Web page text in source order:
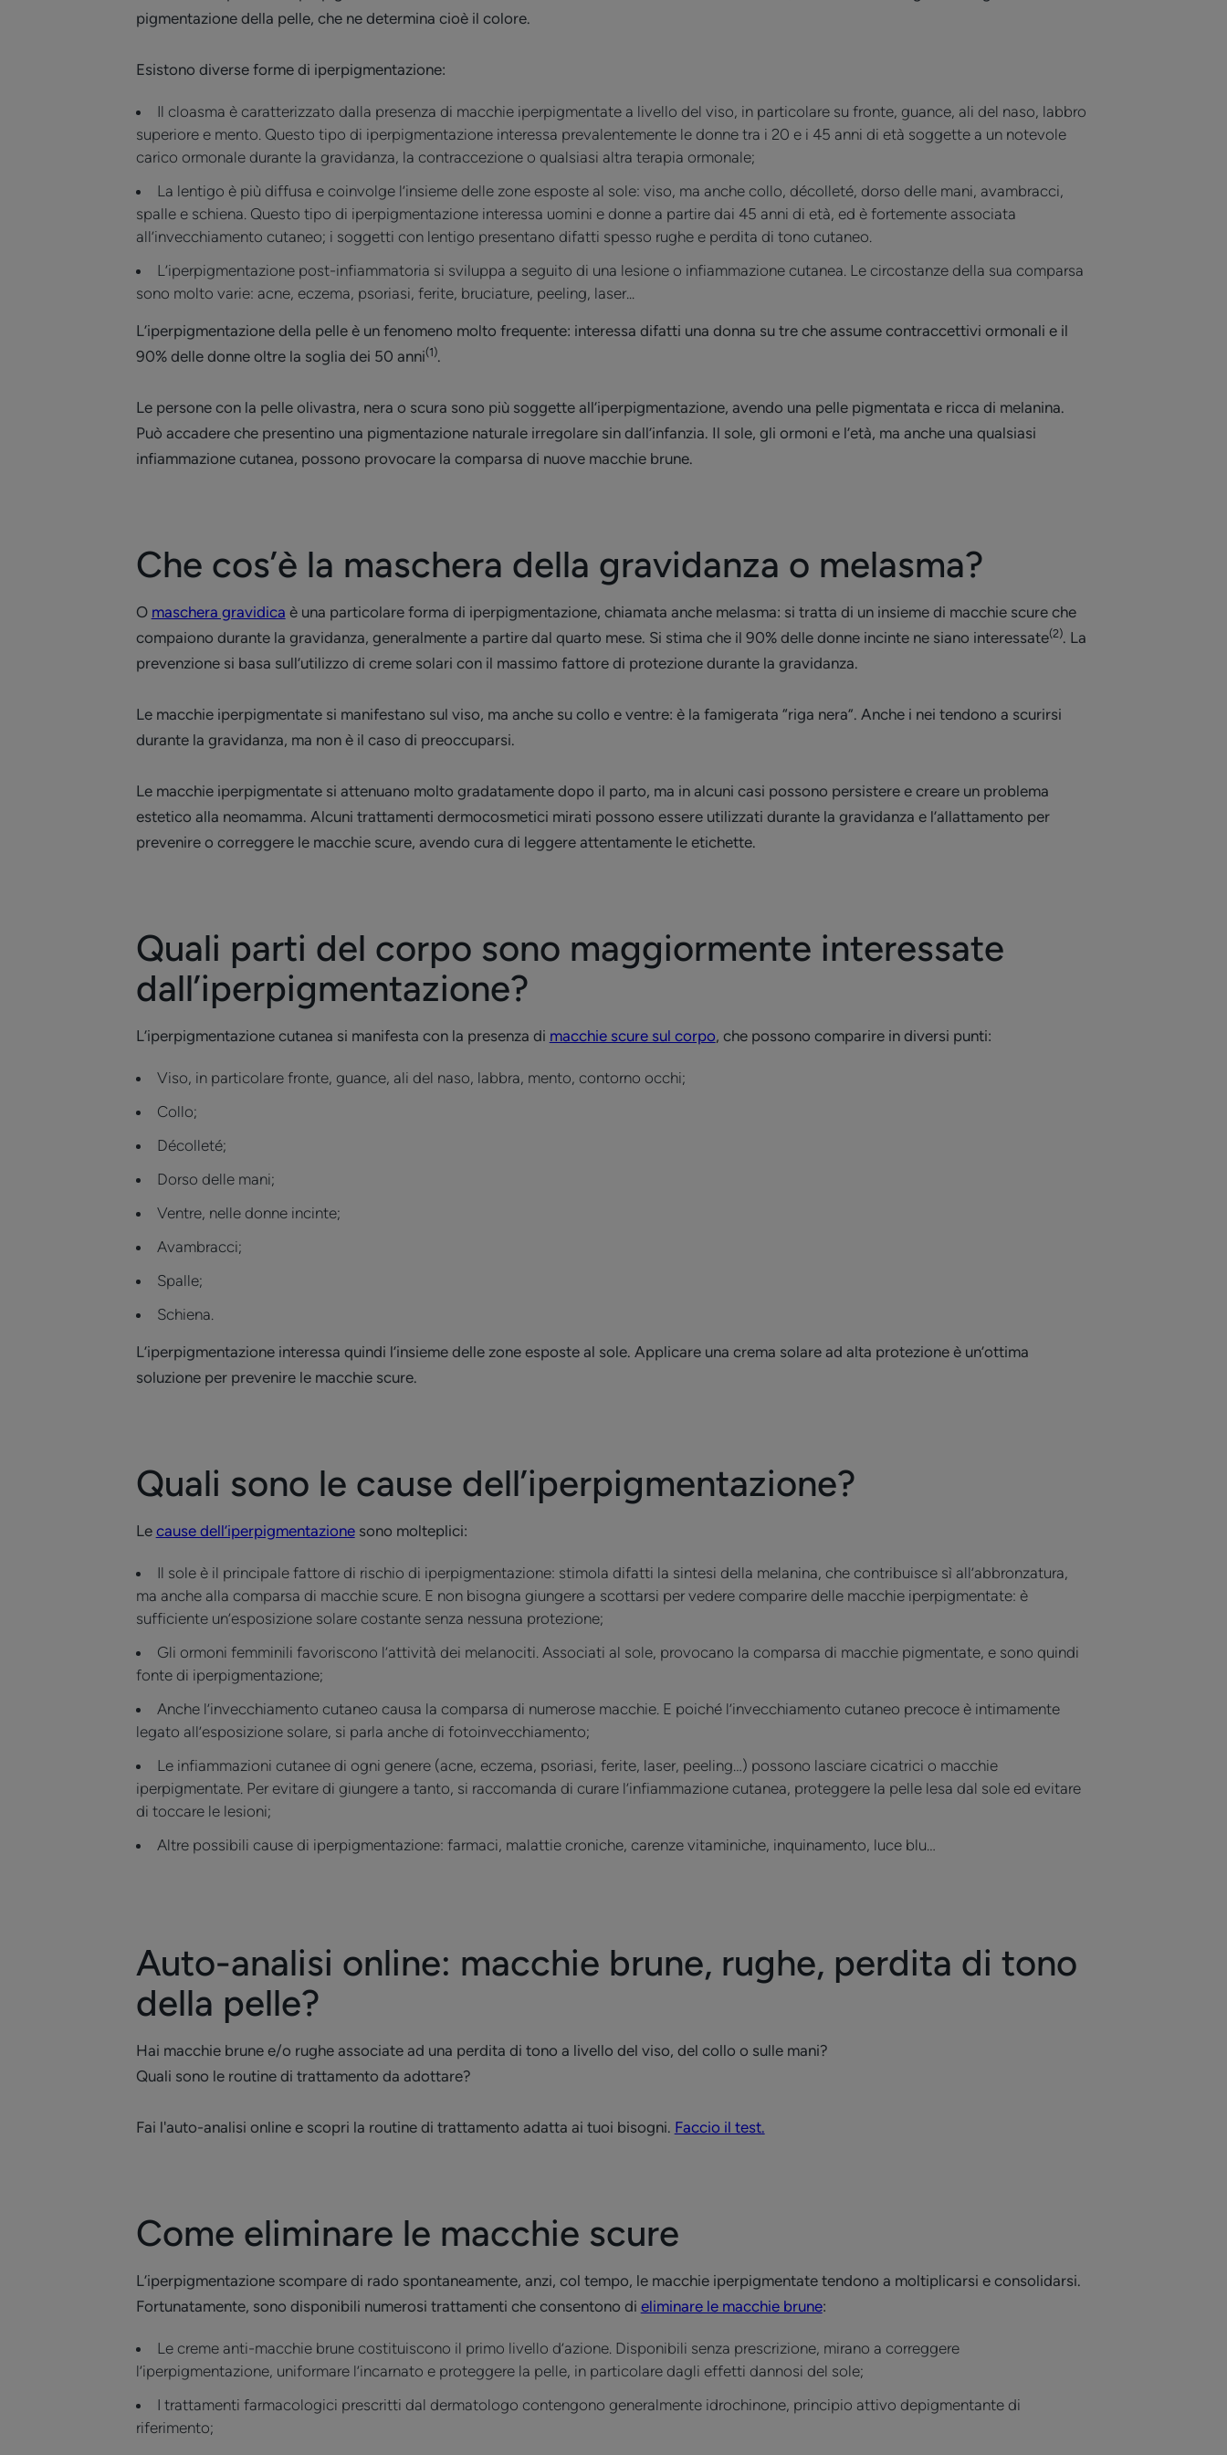
pigmentazione della pelle, che ne determina cioè il colore.
Esistono diverse forme di iperpigmentazione:
Il cloasma è caratterizzato dalla presenza di macchie iperpigmentate a livello del viso, in particolare su fronte, guance, ali del naso, labbro
superiore e mento. Questo tipo di iperpigmentazione interessa prevalentemente le donne tra i 20 e i 45 anni di età soggette a un notevole
carico ormonale durante la gravidanza, la contraccezione o qualsiasi altra terapia ormonale;
La lentigo è più diffusa e coinvolge l’insieme delle zone esposte al sole: viso, ma anche collo, décolleté, dorso delle mani, avambracci,
spalle e schiena. Questo tipo di iperpigmentazione interessa uomini e donne a partire dai 45 anni di età, ed è fortemente associata
all’invecchiamento cutaneo; i soggetti con lentigo presentano difatti spesso rughe e perdita di tono cutaneo.
L’iperpigmentazione post-infiammatoria si sviluppa a seguito di una lesione o infiammazione cutanea. Le circostanze della sua comparsa
sono molto varie: acne, eczema, psoriasi, ferite, bruciature, peeling, laser...
L’iperpigmentazione della pelle è un fenomeno molto frequente: interessa difatti una donna su tre che assume contraccettivi ormonali e il
90% delle donne oltre la soglia dei 50 anni(1).
Le persone con la pelle olivastra, nera o scura sono più soggette all’iperpigmentazione, avendo una pelle pigmentata e ricca di melanina.
Può accadere che presentino una pigmentazione naturale irregolare sin dall’infanzia. Il sole, gli ormoni e l’età, ma anche una qualsiasi
infiammazione cutanea, possono provocare la comparsa di nuove macchie brune.
Che cos’è la maschera della gravidanza o melasma?
O maschera gravidica è una particolare forma di iperpigmentazione, chiamata anche melasma: si tratta di un insieme di macchie scure che
compaiono durante la gravidanza, generalmente a partire dal quarto mese. Si stima che il 90% delle donne incinte ne siano interessate(2). La
prevenzione si basa sull’utilizzo di creme solari con il massimo fattore di protezione durante la gravidanza.
Le macchie iperpigmentate si manifestano sul viso, ma anche su collo e ventre: è la famigerata “riga nera”. Anche i nei tendono a scurirsi
durante la gravidanza, ma non è il caso di preoccuparsi.
Le macchie iperpigmentate si attenuano molto gradatamente dopo il parto, ma in alcuni casi possono persistere e creare un problema
estetico alla neomamma. Alcuni trattamenti dermocosmetici mirati possono essere utilizzati durante la gravidanza e l’allattamento per
prevenire o correggere le macchie scure, avendo cura di leggere attentamente le etichette.
Quali parti del corpo sono maggiormente interessate
dall’iperpigmentazione?
L’iperpigmentazione cutanea si manifesta con la presenza di macchie scure sul corpo, che possono comparire in diversi punti:
Viso, in particolare fronte, guance, ali del naso, labbra, mento, contorno occhi;
Collo;
Décolleté;
Dorso delle mani;
Ventre, nelle donne incinte;
Avambracci;
Spalle;
Schiena.
L’iperpigmentazione interessa quindi l’insieme delle zone esposte al sole. Applicare una crema solare ad alta protezione è un’ottima
soluzione per prevenire le macchie scure.
Quali sono le cause dell’iperpigmentazione?
Le cause dell’iperpigmentazionesono molteplici:
Il sole è il principale fattore di rischio di iperpigmentazione: stimola difatti la sintesi della melanina, che contribuisce sì all’abbronzatura,
ma anche alla comparsa di macchie scure. E non bisogna giungere a scottarsi per vedere comparire delle macchie iperpigmentate: è
sufficiente un’esposizione solare costante senza nessuna protezione;
Gli ormoni femminili favoriscono l’attività dei melanociti. Associati al sole, provocano la comparsa di macchie pigmentate, e sono quindi
fonte di iperpigmentazione;
Anche l’invecchiamento cutaneo causa la comparsa di numerose macchie. E poiché l’invecchiamento cutaneo precoce è intimamente
legato all’esposizione solare, si parla anche di fotoinvecchiamento;
Le infiammazioni cutanee di ogni genere (acne, eczema, psoriasi, ferite, laser, peeling…) possono lasciare cicatrici o macchie
iperpigmentate. Per evitare di giungere a tanto, si raccomanda di curare l’infiammazione cutanea, proteggere la pelle lesa dal sole ed evitare
di toccare le lesioni;
Altre possibili cause di iperpigmentazione: farmaci, malattie croniche, carenze vitaminiche, inquinamento, luce blu…
Auto-analisi online: macchie brune, rughe, perdita di tono
della pelle?
Hai macchie brune e/o rughe associate ad una perdita di tono a livello del viso, del collo o sulle mani?
Quali sono le routine di trattamento da adottare?
Fai l'auto-analisi online e scopri la routine di trattamento adatta ai tuoi bisogni. Faccio il test.
Come eliminare le macchie scure
L’iperpigmentazione scompare di rado spontaneamente, anzi, col tempo, le macchie iperpigmentate tendono a moltiplicarsi e consolidarsi.
Fortunatamente, sono disponibili numerosi trattamenti che consentono di eliminare le macchie brune:
Le creme anti-macchie brune costituiscono il primo livello d’azione. Disponibili senza prescrizione, mirano a correggere
l’iperpigmentazione, uniformare l’incarnato e proteggere la pelle, in particolare dagli effetti dannosi del sole;
I trattamenti farmacologici prescritti dal dermatologo contengono generalmente idrochinone, principio attivo depigmentante di
riferimento;